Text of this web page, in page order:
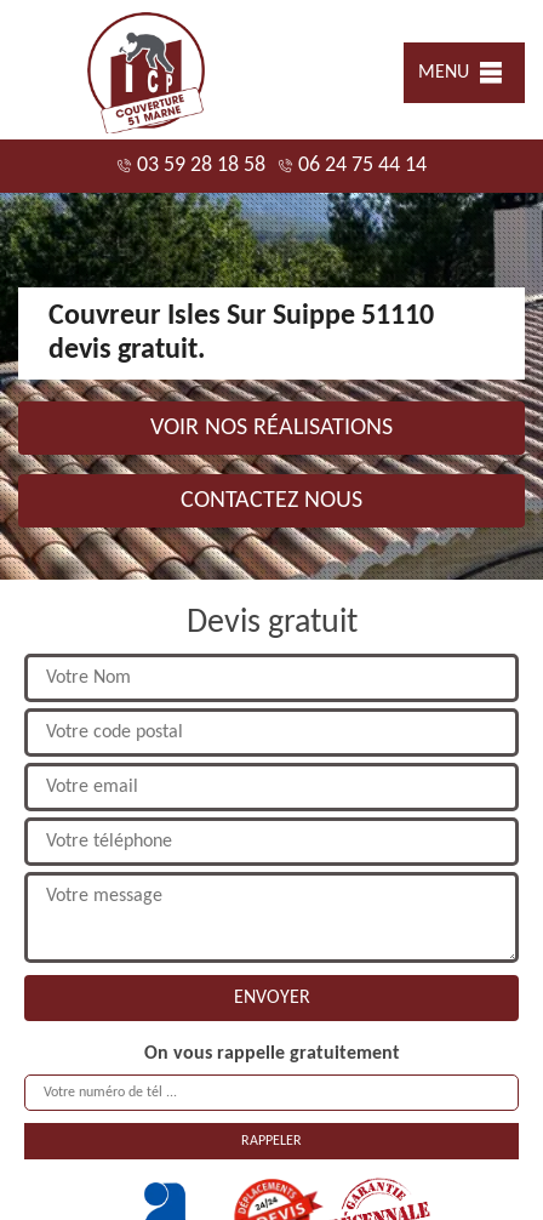
MENU
03 59 28 18 58 06 24 75 44 14
Couvreur Isles Sur Suippe 51110
devis gratuit.
VOIR NOS RÉALISATIONS
CONTACTEZ NOUS
Devis gratuit
On vous rappelle gratuitement